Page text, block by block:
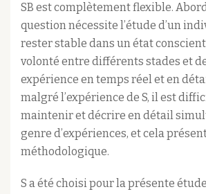
SB est complètement flexible.
question nécessite l’étude d’un
rester stable dans un état
volonté entre différents stades et
expérience en temps réel et en
malgré l’expérience de S, il est
maintenir et décrire en détail
genre d’expériences, et cela
méthodologique.
S a été choisi pour la présente